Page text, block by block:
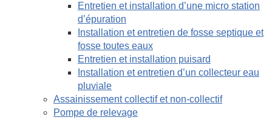
Entretien et installation d’une micro station
d’épuration
Installation et entretien de fosse septique et
fosse toutes eaux
Entretien et installation puisard
Installation et entretien d’un collecteur eau
pluviale
Assainissement collectif et non-collectif
Pompe de relevage